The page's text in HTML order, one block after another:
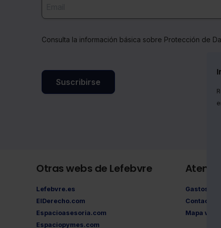
Consulta la información básica sobre Protección de
Suscribirse
Otras webs de Lefebvre
Lefebvre.es
ElDerecho.com
Espacioasesoria.com
Espaciopymes.com
Gastos de
Contacto
Mapa web